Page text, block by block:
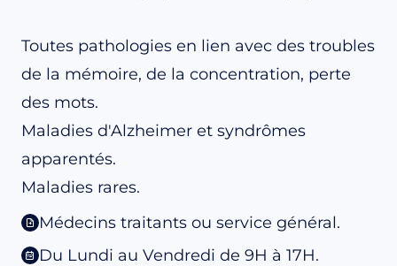
Toutes pathologies en lien avec des troubles
de la mémoire, de la concentration, perte
des mots.
Maladies d'Alzheimer et syndrômes
apparentés.
Maladies rares.
Médecins traitants ou service général.
Du Lundi au Vendredi de 9H à 17H.